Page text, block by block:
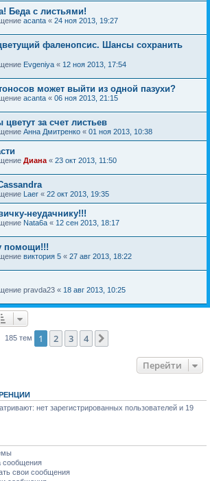
Беда с листьями!
acanta « 24 ноя 2013, 19:27
фаленопсис. Шансы сохранить
Evgeniya « 12 ноя 2013, 17:54
может выйти из одной пазухи?
acanta « 06 ноя 2013, 21:15
за счет листьев
Анна Дмитренко « 01 ноя 2013, 10:38
Диана « 23 окт 2013, 11:50
Laer « 22 окт 2013, 19:35
неудачнику!!!
Nata6a « 12 сен 2013, 18:17
помощи!!!
виктория 5 « 27 авг 2013, 18:22
pravda23 « 18 авг 2013, 10:25
185 тем 1 2 3 4
Перейти
нет зарегистрированных пользователей и 19
сообщения
свои сообщения